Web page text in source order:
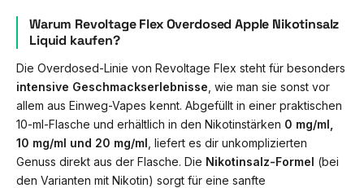
Warum Revoltage Flex Overdosed Apple Nikotinsalz
Liquid kaufen?
Die Overdosed-Linie von Revoltage Flex steht für besonders
intensive Geschmackserlebnisse , wie man sie sonst vor
allem aus Einweg-Vapes kennt. Abgefüllt in einer praktischen
10-ml-Flasche und erhältlich in den Nikotinstärken 0 mg/ml,
10 mg/ml und 20 mg/ml , liefert es dir unkomplizierten
Genuss direkt aus der Flasche. Die Nikotinsalz-Formel (bei
den Varianten mit Nikotin) sorgt für eine sanfte